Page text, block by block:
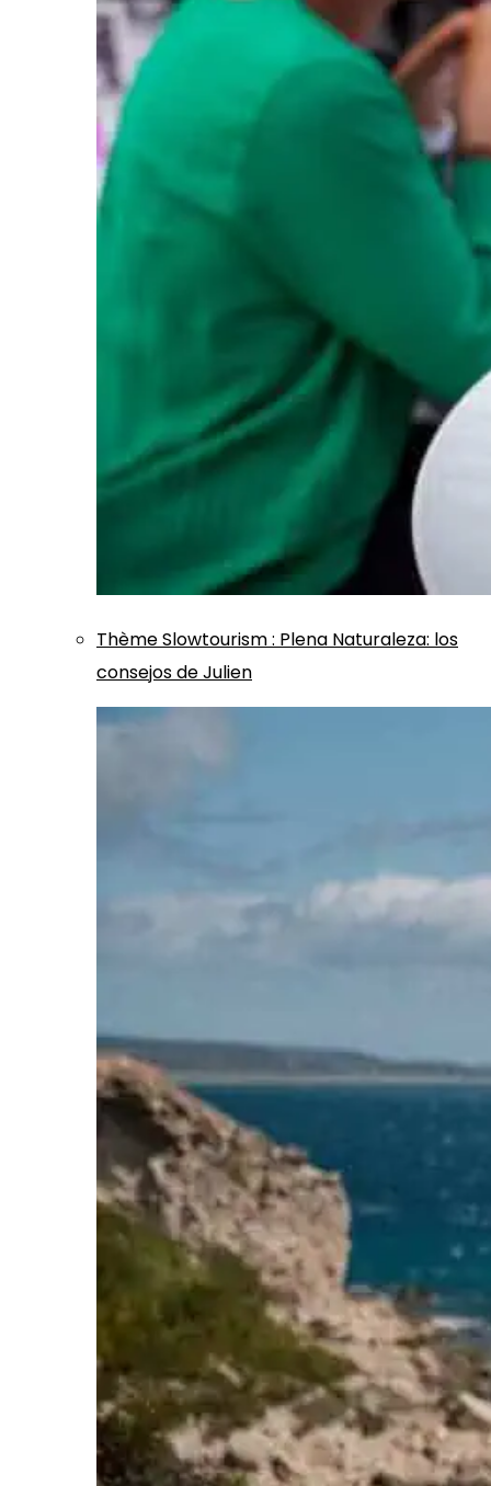
ThèmeSlowtourism: Plena Naturaleza: los
consejos de Julien